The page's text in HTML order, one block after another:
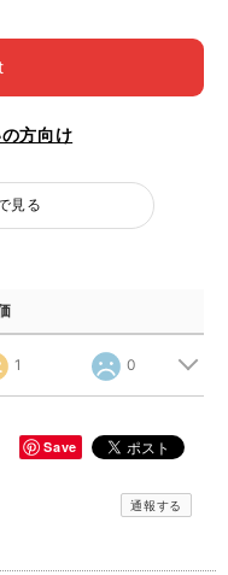
方向け
見る
1 0
Save
通報する